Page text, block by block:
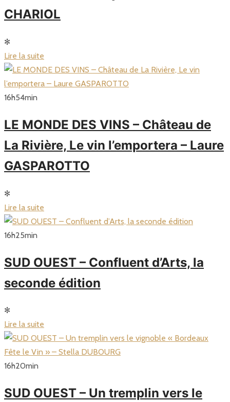
CHARIOL
✻
Lire la suite
16h54min
LE MONDE DES VINS – Château de
La Rivière, Le vin l’emportera – Laure
GASPAROTTO
✻
Lire la suite
16h25min
SUD OUEST – Confluent d’Arts, la
seconde édition
✻
Lire la suite
16h20min
SUD OUEST – Un tremplin vers le